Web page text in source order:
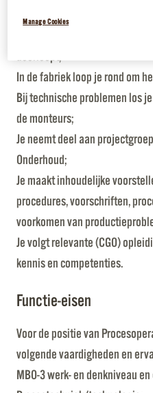
Je overige
Vanuit de controlekamer zorg
doorloopt;
In de fabriek loop je rond om
Bij technische problemen los
de monteurs;
Je neemt deel aan
Onderhoud;
Je maakt inhoudelijke
procedures, voorschriften,
voorkomen van
Je volgt relevante (CGO)
kennis en competenties.
Functie-eisen
Voor de positie van
volgende vaardigheden en
MBO-3 werk- en denkniveau
Manage Cookies